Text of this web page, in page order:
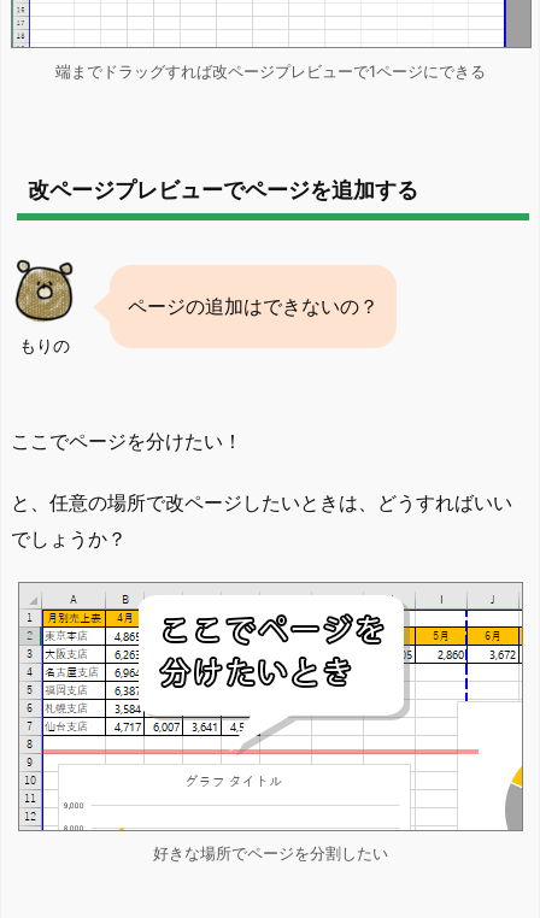
端までドラッグすれば改ページプレビューで1ページにできる
改ページプレビューでページを追加する
もりの
ページの追加はできないの？
ここでページを分けたい！
と、任意の場所で改ページしたいときは、どうすればいい
でしょうか？
好きな場所でページを分割したい